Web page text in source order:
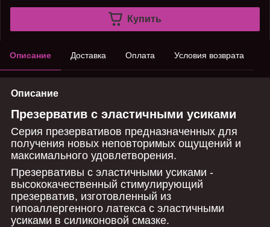
Купить
Описание Доставка Оплата Условия возврата
Описание
Презерватив с эластичными усиками
Серия презервативов предназначенных для
получения новых неповторимых ощущений и
максимального удовлетворения.
Презервативы с эластичными усиками -
высококачественный стимулирующий
презерватив, изготовленный из
гипоаллергенного латекса с эластичными
усиками в силиконовой смазке.